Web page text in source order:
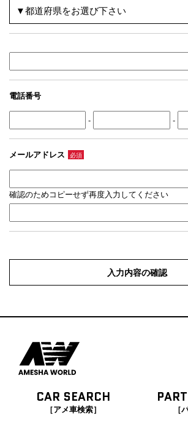
電話番号
- -
メールアドレス 必須
確認のためコピーせず再度入力してください
入力内容の確認
CAR SEARCH
［アメ車検索］ ［